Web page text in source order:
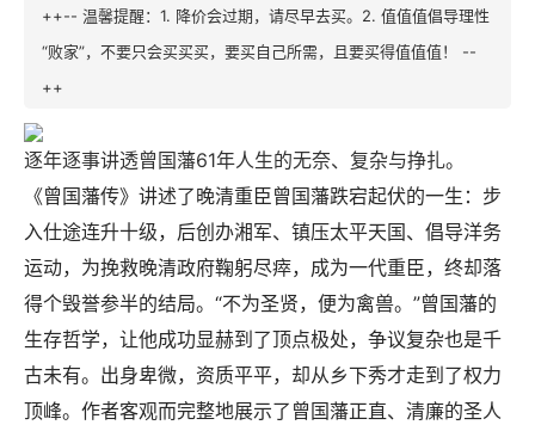
++-- 温馨提醒：1. 降价会过期，请尽早去买。2. 值值值倡导理性
“败家”，不要只会买买买，要买自己所需，且要买得值值值！ --
++
逐年逐事讲透曾国藩61年人生的无奈、复杂与挣扎。
《曾国藩传》讲述了晚清重臣曾国藩跌宕起伏的一生：步
入仕途连升十级，后创办湘军、镇压太平天国、倡导洋务
运动，为挽救晚清政府鞠躬尽瘁，成为一代重臣，终却落
得个毁誉参半的结局。“不为圣贤，便为禽兽。”曾国藩的
生存哲学，让他成功显赫到了顶点极处，争议复杂也是千
古未有。出身卑微，资质平平，却从乡下秀才走到了权力
顶峰。作者客观而完整地展示了曾国藩正直、清廉的圣人